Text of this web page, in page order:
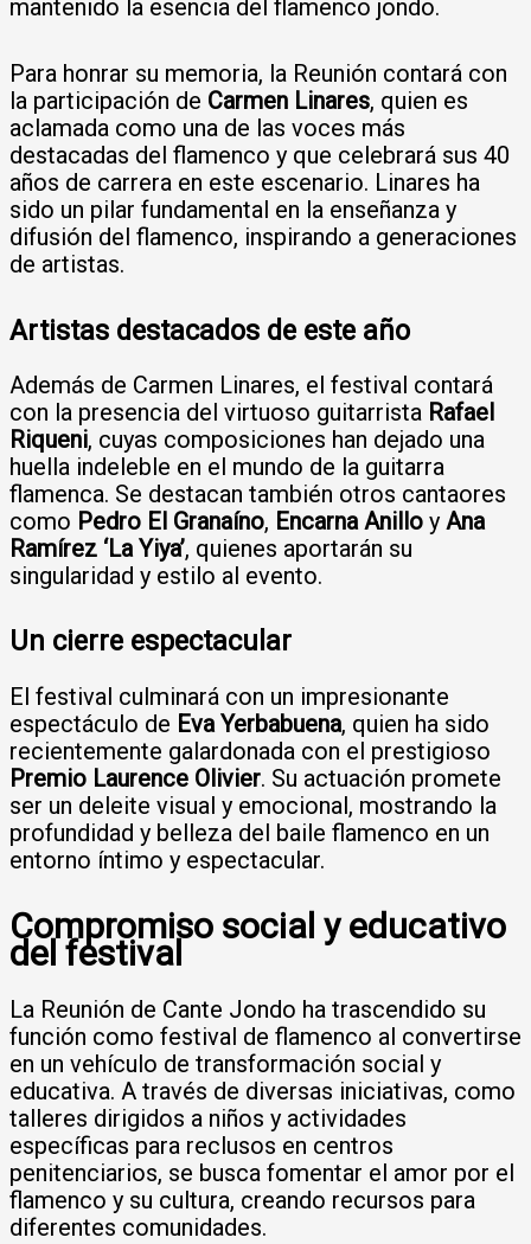
mantenido la esencia del flamenco jondo.
Para honrar su memoria, la Reunión contará con
la participación de Carmen Linares, quien es
aclamada como una de las voces más
destacadas del flamenco y que celebrará sus 40
años de carrera en este escenario. Linares ha
sido un pilar fundamental en la enseñanza y
difusión del flamenco, inspirando a generaciones
de artistas.
Artistas destacados de este año
Además de Carmen Linares, el festival contará
con la presencia del virtuoso guitarrista Rafael
Riqueni, cuyas composiciones han dejado una
huella indeleble en el mundo de la guitarra
flamenca. Se destacan también otros cantaores
como Pedro El Granaíno, Encarna Anillo y Ana
Ramírez ‘La Yiya’, quienes aportarán su
singularidad y estilo al evento.
Un cierre espectacular
El festival culminará con un impresionante
espectáculo de Eva Yerbabuena, quien ha sido
recientemente galardonada con el prestigioso
Premio Laurence Olivier. Su actuación promete
ser un deleite visual y emocional, mostrando la
profundidad y belleza del baile flamenco en un
entorno íntimo y espectacular.
Compromiso social y educativo
del festival
La Reunión de Cante Jondo ha trascendido su
función como festival de flamenco al convertirse
en un vehículo de transformación social y
educativa. A través de diversas iniciativas, como
talleres dirigidos a niños y actividades
específicas para reclusos en centros
penitenciarios, se busca fomentar el amor por el
flamenco y su cultura, creando recursos para
diferentes comunidades.